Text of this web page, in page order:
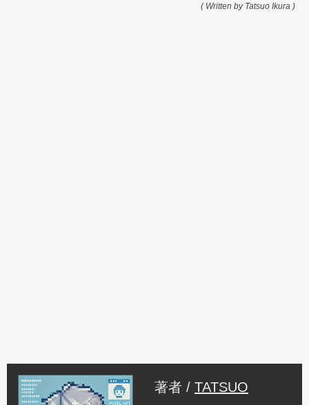
( Written by Tatsuo Ikura )
著者 / TATSUO